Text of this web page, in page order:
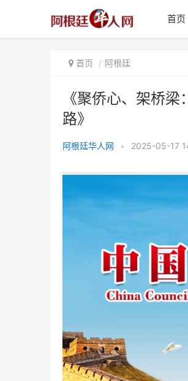
首页
首页 阿根廷
《聚侨心、架桥
路》
阿根廷华人网 • 2025-05-17
《聚侨心、架桥梁：阿根廷中国